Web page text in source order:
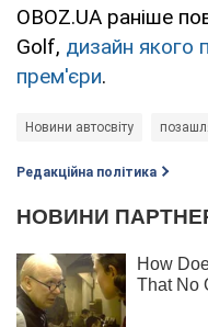
OBOZ.UA раніше
Golf, дизайн якого
прем'єри.
Новини автосвіту
Редакційна політика